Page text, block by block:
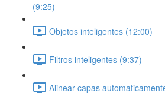
(9:25)
Objetos inteligentes (12:00)
Filtros inteligentes (9:37)
Alinear capas